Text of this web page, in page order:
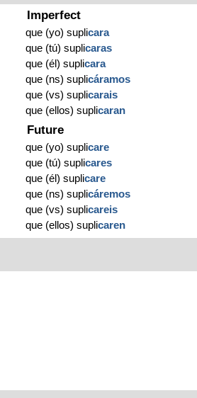
Imperfect
que (yo) suplicara
que (tú) suplicaras
que (él) suplicara
que (ns) suplicáramos
que (vs) suplicarais
que (ellos) suplicaran
Future
que (yo) suplicare
que (tú) suplicares
que (él) suplicare
que (ns) suplicáremos
que (vs) suplicareis
que (ellos) suplicaren